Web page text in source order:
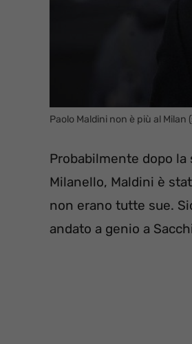
Paolo Maldini non è più al
Probabilmente dopo
Milanello, Maldini è
non erano tutte sue.
andato a genio a